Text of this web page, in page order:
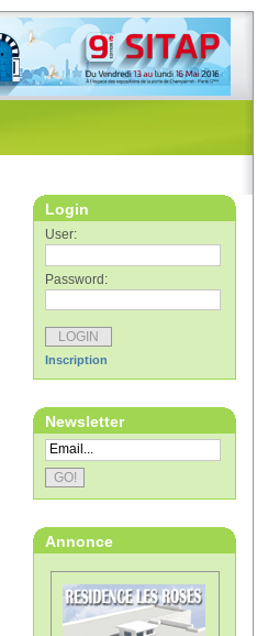
Login
User:
Password:
Inscription
Newsletter
Annonce